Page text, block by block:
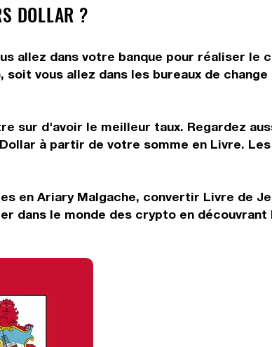
DOLLAR ?
allez dans votre banque pour réaliser le
vous allez dans les bureaux de change
sur d'avoir le meilleur taux. Regardez
à partir de votre somme en Livre. Les
en Ariary Malgache, convertir Livre de
dans le monde des crypto en découvrant